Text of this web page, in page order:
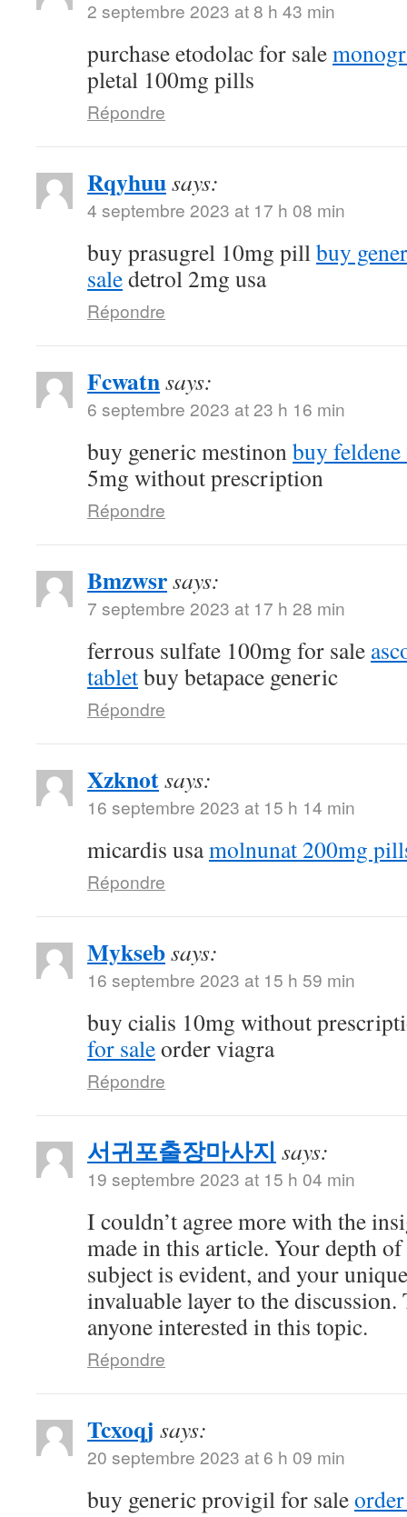
2 septembre 2023 at 8 h 43 min
purchase etodolac for sale
pletal 100mg pills
Répondre
Rqyhuusays:
4 septembre 2023 at 17 h 08 min
buy prasugrel 10mg pillbuy
saledetrol 2mg usa
Répondre
Fcwatnsays:
6 septembre 2023 at 23 h 16 min
buy generic mestinonbuy
5mg without prescription
Répondre
Bmzwsrsays:
7 septembre 2023 at 17 h 28 min
ferrous sulfate 100mg for sale
tabletbuy betapace generic
Répondre
Xzknotsays:
16 septembre 2023 at 15 h 14 min
micardis usamolnunat 200mg
Répondre
Myksebsays:
16 septembre 2023 at 15 h 59 min
buy cialis 10mg without
for saleorder viagra
Répondre
서귀포출장마사지 says:
19 septembre 2023 at 15 h 04 min
I couldn’t agree more with the
made in this article. Your depth
subject is evident, and your
invaluable layer to the
anyone interested in this topic.
Répondre
Tcxoqj says:
20 septembre 2023 at 6 h 09 min
buy generic provigil for sale